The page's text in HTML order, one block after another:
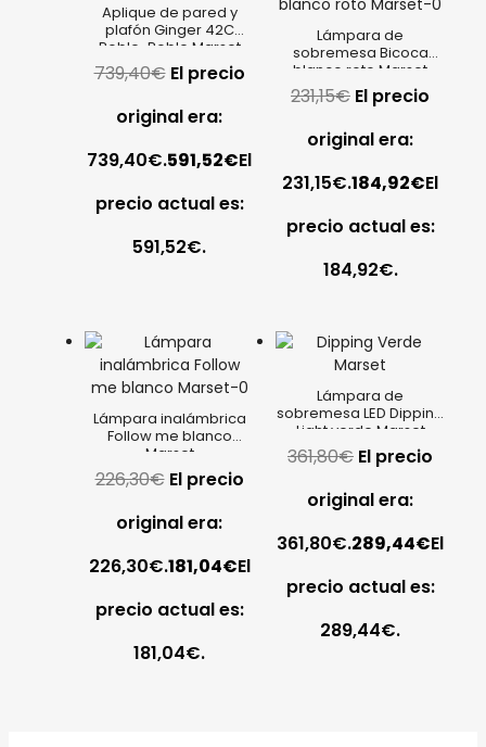
Aplique de pared y
plafón Ginger 42C
Roble-Roble Marset
739,40€ El precio
original era:
739,40€.591,52€El
precio actual es:
591,52€.
Lámpara de
sobremesa Bicoca
blanco roto Marset
231,15€ El precio
original era:
231,15€.184,92€El
precio actual es:
184,92€.
Lámpara inalámbrica
Follow me blanco
Marset
226,30€ El precio
original era:
226,30€.181,04€El
precio actual es:
181,04€.
Lámpara de
sobremesa LED Dipping
Light verde Marset
361,80€ El precio
original era:
361,80€.289,44€El
precio actual es:
289,44€.